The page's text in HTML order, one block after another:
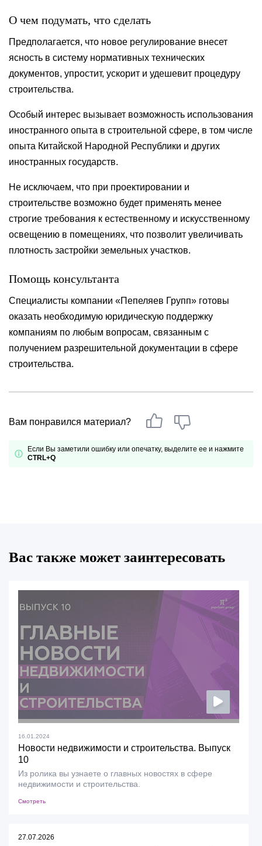
О чем подумать, что сделать
Предполагается, что новое регулирование внесет
ясность в систему нормативных технических
документов, упростит, ускорит и удешевит процедуру
строительства.
Особый интерес вызывает возможность использования
иностранного опыта в строительной сфере, в том числе
опыта Китайской Народной Республики и других
иностранных государств.
Не исключаем, что при проектировании и
строительстве возможно будет применять менее
строгие требования к естественному и искусственному
освещению в помещениях, что позволит увеличивать
плотность застройки земельных участков.
Помощь консультанта
Специалисты компании «Пепеляев Групп» готовы
оказать необходимую юридическую поддержку
компаниям по любым вопросам, связанным с
получением разрешительной документации в сфере
строительства.
Вам понравился материал?
Если Вы заметили ошибку или опечатку, выделите ее и нажмите
CTRL+Q
Вас также может заинтересовать
16.01.2024
Новости недвижимости и строительства. Выпуск
10
Из ролика вы узнаете о главных новостях в сфере
недвижимости и строительства.
Смотреть
27.07.2026